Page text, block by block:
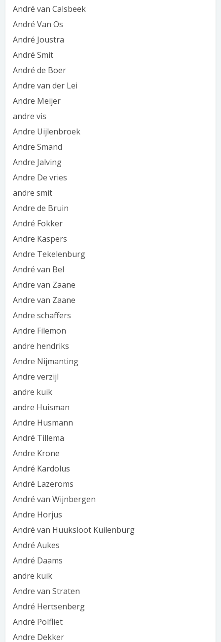
André van Calsbeek
André Van Os
André Joustra
André Smit
André de Boer
Andre van der Lei
Andre Meijer
andre vis
Andre Uijlenbroek
Andre Smand
Andre Jalving
Andre De vries
andre smit
Andre de Bruin
André Fokker
Andre Kaspers
Andre Tekelenburg
André van Bel
Andre van Zaane
Andre van Zaane
Andre schaffers
Andre Filemon
andre hendriks
Andre Nijmanting
Andre verzijl
andre kuik
andre Huisman
Andre Husmann
André Tillema
Andre Krone
André Kardolus
André Lazeroms
André van Wijnbergen
Andre Horjus
André van Huuksloot Kuilenburg
André Aukes
André Daams
andre kuik
Andre van Straten
André Hertsenberg
André Polfliet
Andre Dekker